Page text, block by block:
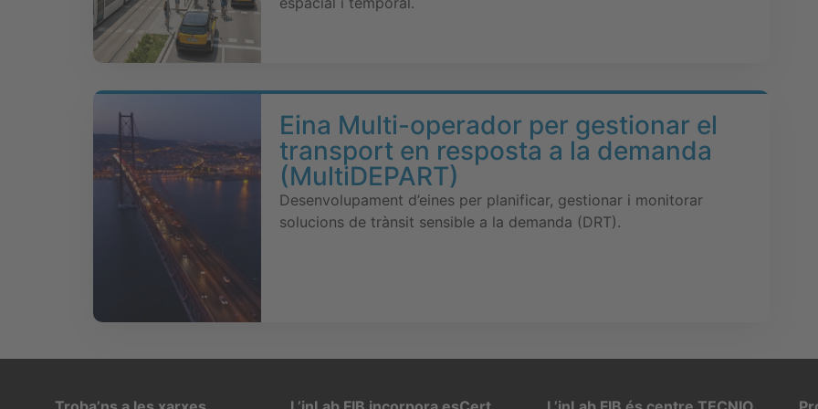
Eina Multi-operador per gestionar el
transport en resposta a la demanda
(MultiDEPART)
Desenvolupament d’eines per planificar, gestionar i monitorar
solucions de trànsit sensible a la demanda (DRT).